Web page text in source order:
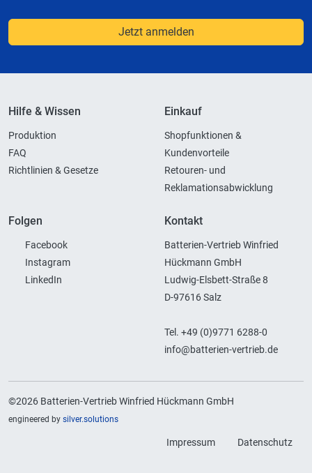
Jetzt anmelden
Hilfe & Wissen
Produktion
FAQ
Richtlinien & Gesetze
Einkauf
Shopfunktionen &
Kundenvorteile
Retouren- und
Reklamationsabwicklung
Folgen
Facebook
Instagram
LinkedIn
Kontakt
Batterien-Vertrieb Winfried
Hückmann GmbH
Ludwig-Elsbett-Straße 8
D-97616 Salz
Tel. +49 (0)9771 6288-0
info@batterien-vertrieb.de
©2026 Batterien-Vertrieb Winfried Hückmann GmbH
engineered by silver.solutions
Impressum Datenschutz